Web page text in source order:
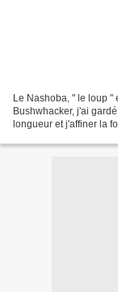
Le Nashoba, " le loup "
Bushwhacker, j'ai
longueur et j'affiner la